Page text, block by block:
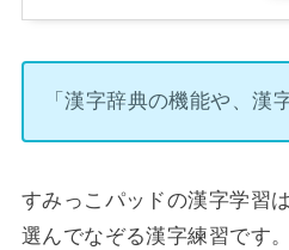
「漢字辞典の機能や、漢
すみっこパッドの漢字学習
選んでなぞる漢字練習です